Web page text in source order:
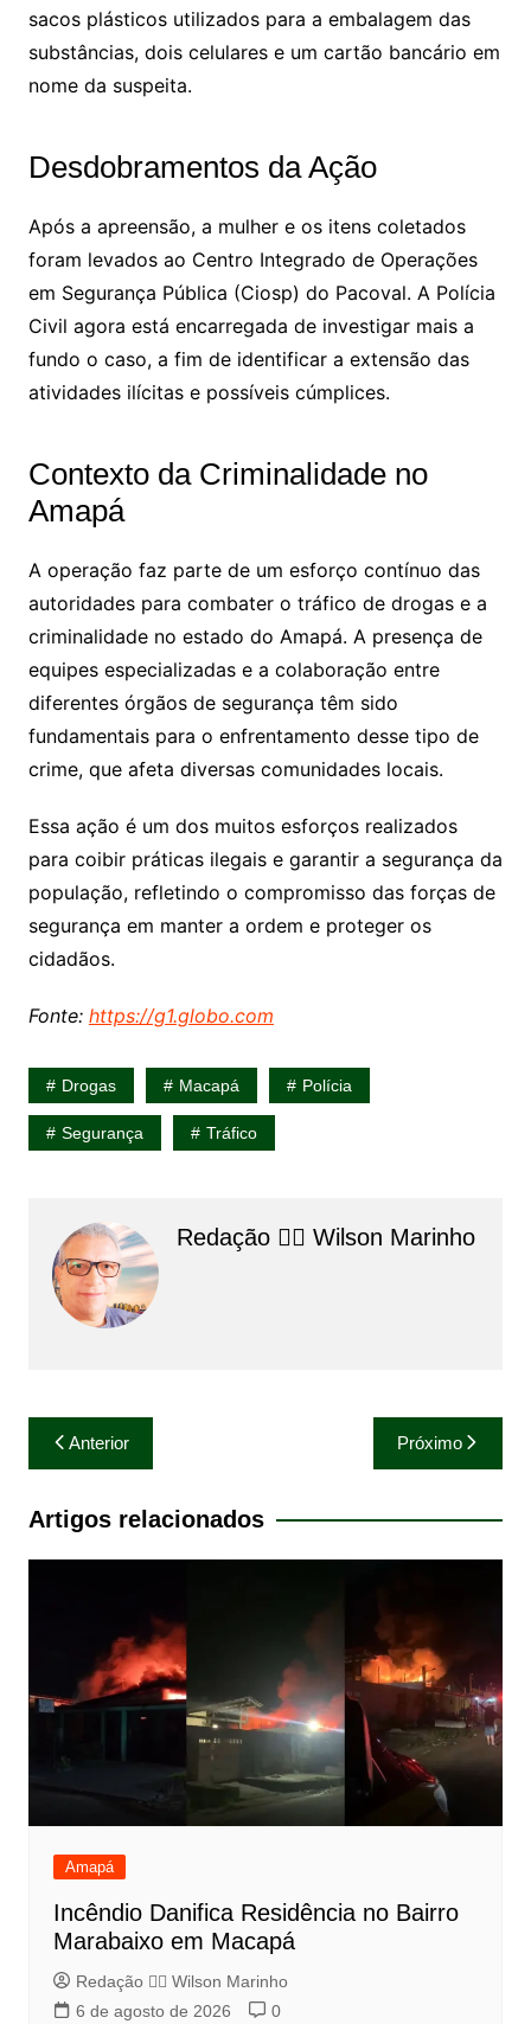
sacos plásticos utilizados para a embalagem das
substâncias, dois celulares e um cartão bancário em
nome da suspeita.
Desdobramentos da Ação
Após a apreensão, a mulher e os itens coletados
foram levados ao Centro Integrado de Operações
em Segurança Pública (Ciosp) do Pacoval. A Polícia
Civil agora está encarregada de investigar mais a
fundo o caso, a fim de identificar a extensão das
atividades ilícitas e possíveis cúmplices.
Contexto da Criminalidade no
Amapá
A operação faz parte de um esforço contínuo das
autoridades para combater o tráfico de drogas e a
criminalidade no estado do Amapá. A presença de
equipes especializadas e a colaboração entre
diferentes órgãos de segurança têm sido
fundamentais para o enfrentamento desse tipo de
crime, que afeta diversas comunidades locais.
Essa ação é um dos muitos esforços realizados
para coibir práticas ilegais e garantir a segurança da
população, refletindo o compromisso das forças de
segurança em manter a ordem e proteger os
cidadãos.
Fonte: https://g1.globo.com
Drogas Macapá Polícia
Segurança Tráfico
Redação 👨‍⚖️​ Wilson Marinho
Navegação
de
Post
Anterior Próximo
Artigos relacionados
Amapá
Incêndio Danifica Residência no Bairro
Marabaixo em Macapá
Redação 👨‍⚖️​ Wilson Marinho
6 de agosto de 2026
0